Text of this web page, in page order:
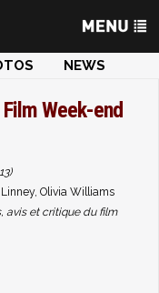
NEWS
FilmWeek-end
Olivia Williams
avis et critique du film